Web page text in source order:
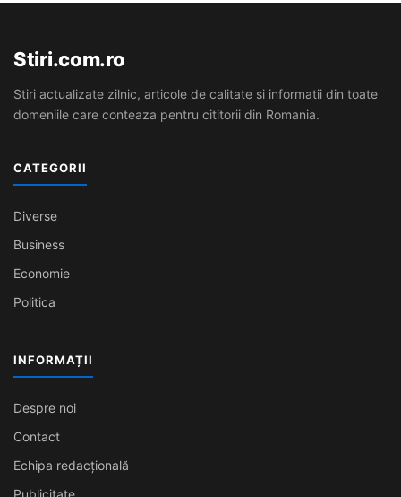
Stiri.com.ro
Stiri actualizate zilnic, articole de calitate si informatii din toate
domeniile care conteaza pentru cititorii din Romania.
CATEGORII
Diverse
Business
Economie
Politica
INFORMAȚII
Despre noi
Contact
Echipa redacțională
Publicitate